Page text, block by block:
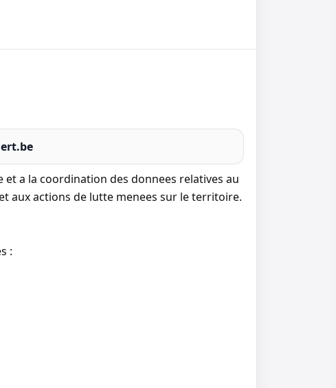
a la coordination des donnees relatives au
aux actions de lutte menees sur le territoire.
: